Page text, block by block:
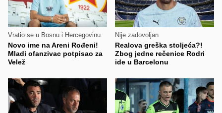
Vratio se u Bosnu i Hercegovinu
Novo ime na Areni Rođeni!
Mladi ofanzivac potpisao za
Velež
Nije zadovoljan
Realova greška stoljeća?!
Zbog jedne rečenice Rodri
ide u Barcelonu